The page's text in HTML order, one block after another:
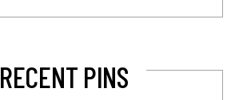
RECENT PINS